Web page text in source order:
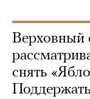
Верховный
снять